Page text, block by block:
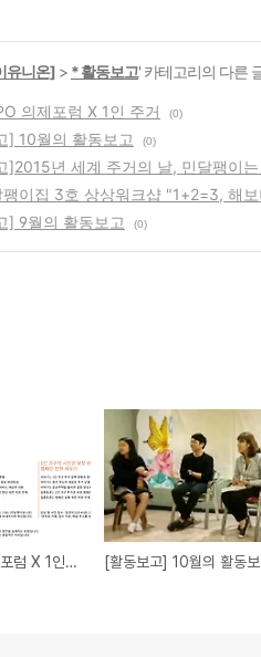
유니온] > * 활동보고' 카테고리의 다른
의제포럼 X 1인 주거 (0)
] 10월의 활동보고 (0)
]2015년 세계 주거의 날, 민달팽이는
이집 3호 상상워크샵 "1+2=3, 해
] 9월의 활동보고 (0)
2015 NPO 의제포럼 X 1인 주거 [활동보고] 10월의 활동